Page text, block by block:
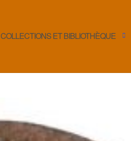
COLLECTIONS ET BIBLIOTHÈQUE